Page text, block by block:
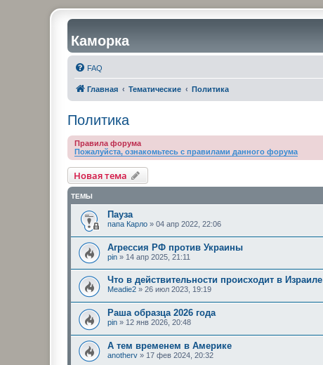
Каморка
FAQ
Главная Тематические Политика
Политика
Правила форума
Пожалуйста, ознакомьтесь с правилами данного форума
Новая тема
ТЕМЫ
Пауза
папа Карло » 04 апр 2022, 22:06
Агрессия РФ против Украины
pin » 14 апр 2025, 21:11
Что в действительности происходит в Израиле
Meadie2 » 26 июл 2023, 19:19
Раша образца 2026 года
pin » 12 янв 2026, 20:48
А тем временем в Америке
anotherv » 17 фев 2024, 20:32